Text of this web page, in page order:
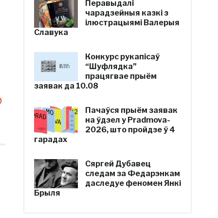
Перавыдалі
чарадзейныя казкі з
ілюстрацыямі Валерыя
Славука
Конкурс рукапісаў
“Шуфлядка”
працягвае прыём
заявак да 10.08
Пачаўся прыём заявак
на ўдзел у Pradmova-
2026, што пройдзе ў 4
гарадах
Сяргей Дубавец
следам за Федарэнкам
даследуе феномен Янкі
Брыля